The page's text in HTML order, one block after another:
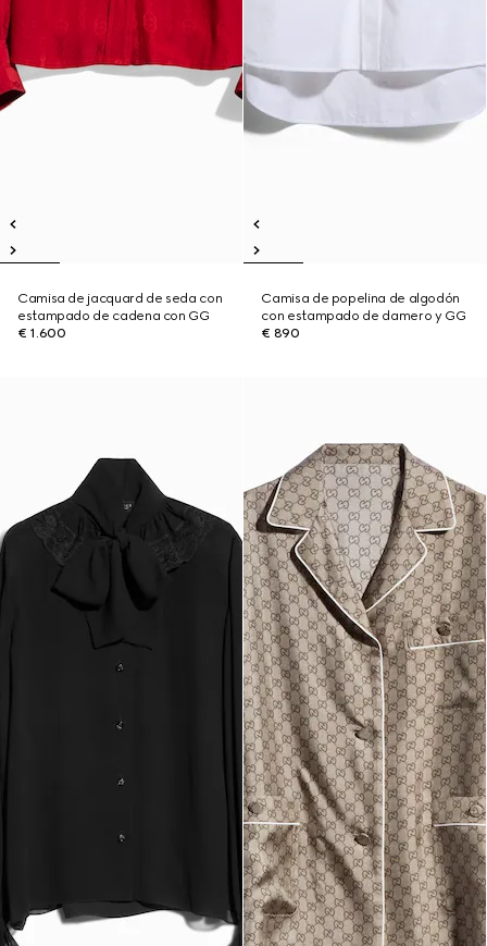
Camisa de jacquard de seda con
estampado de cadena con GG
€ 1.600
Camisa de popelina de algodón
con estampado de damero y GG
€ 890